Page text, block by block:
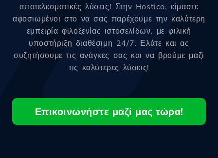
αποτελεσματικές λύσεις! Στην Hostico, είμαστε
αφοσιωμένοι στο να σας παρέχουμε την καλύτερη
εμπειρία φιλοξενίας ιστοσελίδων, με φιλική
υποστήριξη διαθέσιμη 24/7. Ελάτε και ας
συζητήσουμε τις ανάγκες σας και να βρούμε μαζί
τις καλύτερες λύσεις!
Επικοινωνήστε μαζί μας τώρα!